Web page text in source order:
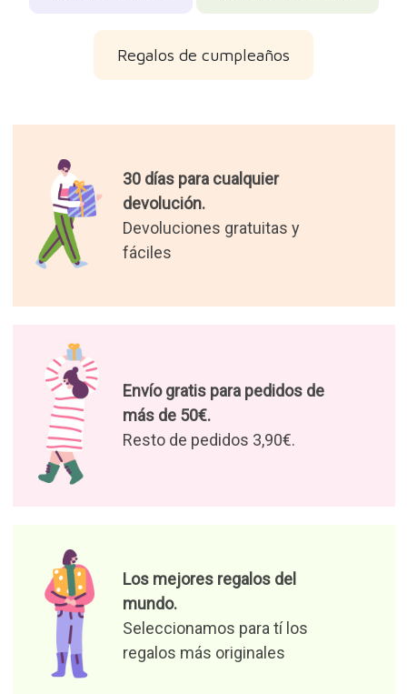
Regalos de cumpleaños
30 días para cualquier
devolución.
Devoluciones gratuitas y
fáciles
Envío gratis para pedidos de
más de 50€.
Resto de pedidos 3,90€.
Los mejores regalos del
mundo.
Seleccionamos para tí los
regalos más originales